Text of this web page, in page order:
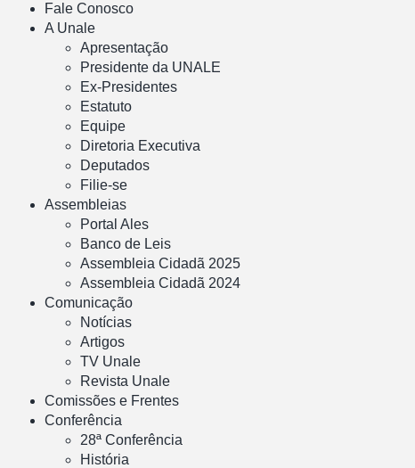
Fale Conosco
A Unale
Apresentação
Presidente da UNALE
Ex-Presidentes
Estatuto
Equipe
Diretoria Executiva
Deputados
Filie-se
Assembleias
Portal Ales
Banco de Leis
Assembleia Cidadã 2025
Assembleia Cidadã 2024
Comunicação
Notícias
Artigos
TV Unale
Revista Unale
Comissões e Frentes
Conferência
28ª Conferência
História